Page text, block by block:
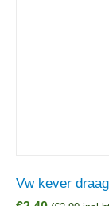
Vw kever